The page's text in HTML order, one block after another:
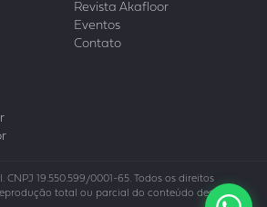
Revista Akafloor
Eventos
Contato
19.550.599/0001-65. Todos os direitos
total ou parcial do conteúdo deste site